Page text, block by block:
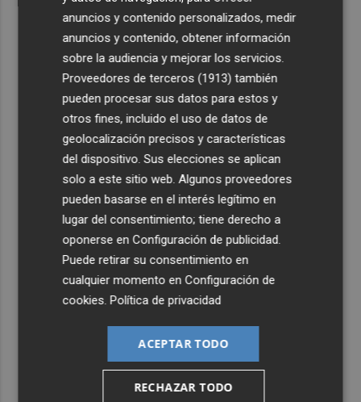
anuncios y contenido personalizados, medir
anuncios y contenido, obtener información
sobre la audiencia y mejorar los servicios.
Proveedores de terceros (1913) también
pueden procesar sus datos para estos y
otros fines, incluido el uso de datos de
geolocalización precisos y características
del dispositivo. Sus elecciones se aplican
solo a este sitio web. Algunos proveedores
pueden basarse en el interés legítimo en
lugar del consentimiento; tiene derecho a
oponerse enConfiguración de publicidad
Puede retirar su consentimiento en
cualquier momento enConfiguración de
cookies .Política de privacidad
ACEPTAR TODO
RECHAZAR TODO